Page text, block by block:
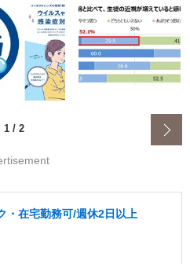
1 / 2
・在宅勤務可/週休2日以上